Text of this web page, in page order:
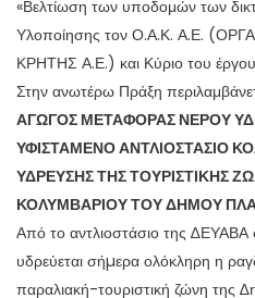
«Βελτίωση των υποδομών των
Υλοποίησης τον Ο.Α.Κ. Α.Ε.
ΚΡΗΤΗΣ Α.Ε.) και Κύριο του
Στην ανωτέρω Πράξη
ΑΓΩΓΟΣ ΜΕΤΑΦΟΡΑΣ ΝΕΡΟΥ
ΥΦΙΣΤΑΜΕΝΟ ΑΝΤΛΙΟΣΤΑΣΙΟ
ΥΔΡΕΥΣΗΣ ΤΗΣ ΤΟΥΡΙΣΤΙΚΗΣ
ΚΟΛΥΜΒΑΡΙΟΥ ΤΟΥ ΔΗΜΟΥ
Από το αντλιοστάσιο της ∆ΕΥΑΒΑ
υδρεύεται σήµερα ολόκληρη η
παραλιακή-τουριστική ζώνη της